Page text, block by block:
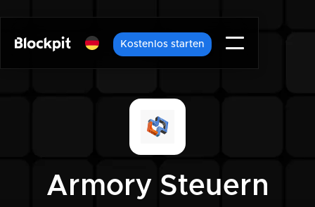
Kostenlos starten
Armory Steuern